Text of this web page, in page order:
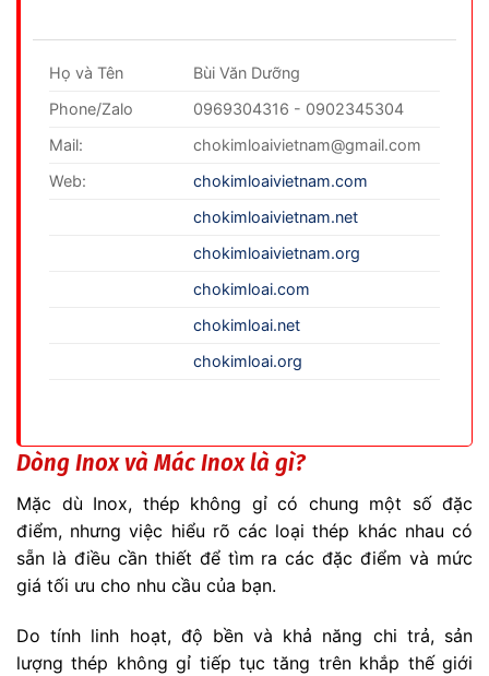
Họ và Tên
Bùi Văn Dưỡng
Phone/Zalo
0969304316 - 0902345304
Mail:
chokimloaivietnam@gmail.com
Web:
chokimloaivietnam.com
chokimloaivietnam.net
chokimloaivietnam.org
chokimloai.com
chokimloai.net
chokimloai.org
Dòng Inox và Mác Inox là gì?
Mặc dù Inox, thép không gỉ có chung một số đặc
điểm, nhưng việc hiểu rõ các loại thép khác nhau có
sẵn là điều cần thiết để tìm ra các đặc điểm và mức
giá tối ưu cho nhu cầu của bạn.
Do tính linh hoạt, độ bền và khả năng chi trả, sản
lượng thép không gỉ tiếp tục tăng trên khắp thế giới